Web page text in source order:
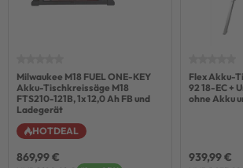
Milwaukee M18 FUEL ONE-KEY
Akku-Tischkreissäge M18
FTS210-121B, 1x 12,0 Ah FB und
Ladegerät
HOTDEAL
869,99 €
Flex Akku-
92 18-EC +
ohne Akku
939,99 €